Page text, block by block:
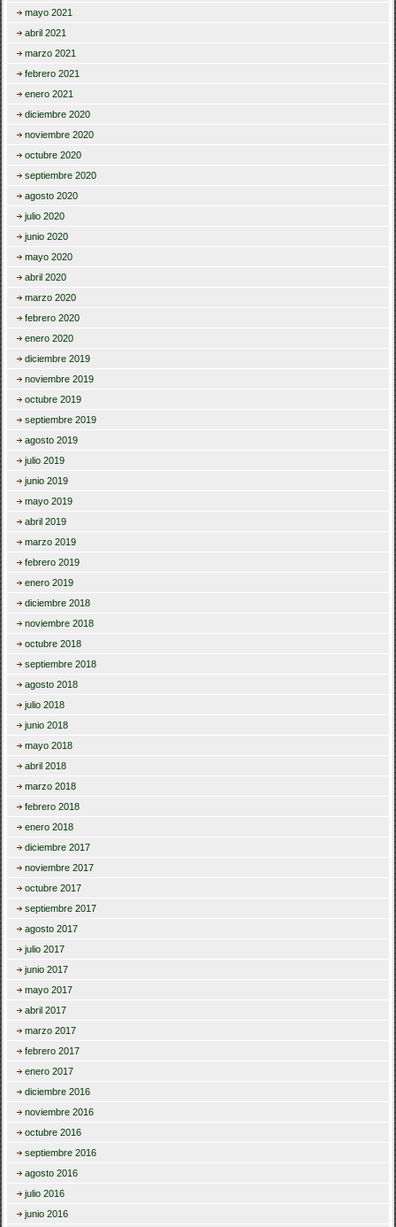
mayo 2021
abril 2021
marzo 2021
febrero 2021
enero 2021
diciembre 2020
noviembre 2020
octubre 2020
septiembre 2020
agosto 2020
julio 2020
junio 2020
mayo 2020
abril 2020
marzo 2020
febrero 2020
enero 2020
diciembre 2019
noviembre 2019
octubre 2019
septiembre 2019
agosto 2019
julio 2019
junio 2019
mayo 2019
abril 2019
marzo 2019
febrero 2019
enero 2019
diciembre 2018
noviembre 2018
octubre 2018
septiembre 2018
agosto 2018
julio 2018
junio 2018
mayo 2018
abril 2018
marzo 2018
febrero 2018
enero 2018
diciembre 2017
noviembre 2017
octubre 2017
septiembre 2017
agosto 2017
julio 2017
junio 2017
mayo 2017
abril 2017
marzo 2017
febrero 2017
enero 2017
diciembre 2016
noviembre 2016
octubre 2016
septiembre 2016
agosto 2016
julio 2016
junio 2016